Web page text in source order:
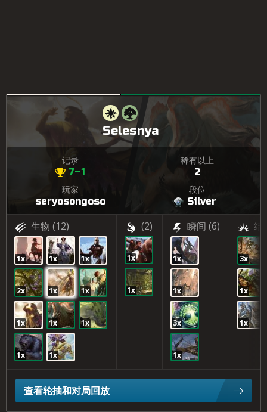
Selesnya
记录
7–1
稀有以上
2
玩家
seryosongoso
段位
Silver
生物 (12)
1x 1x 1x
2x 1x 1x
1x 1x 1x
1x 1x
(2)
1x
1x
瞬间 (6)
1x
1x
3x
1x
结
3x
1x
1x
查看轮抽和对局回放